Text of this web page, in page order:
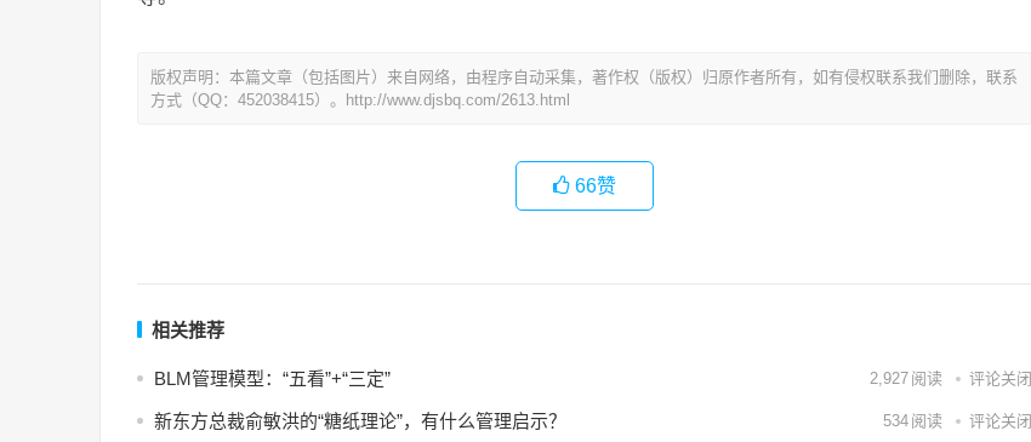
版权声明：本篇文章（包括图片）来自网络，由程序自动采集，著作权（版权）归原作者所有，如有侵权联系我们删除，联系
方式（QQ：452038415）。http://www.djsbq.com/2613.html
66赞
相关推荐
BLM管理模型：“五看”+“三定” 2,927 阅读 评论关闭
新东方总裁俞敏洪的“糖纸理论”，有什么管理启示？ 534 阅读 评论关闭